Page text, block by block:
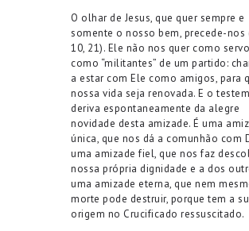
O olhar de Jesus, que quer sempre e
somente o nosso bem, precede-nos
10, 21). Ele não nos quer como
como “militantes” de um partido:
a estar com Ele como amigos, para
nossa vida seja renovada. E o
deriva espontaneamente da alegre
novidade desta amizade. É uma
única, que nos dá a comunhão com
uma amizade fiel, que nos faz
nossa própria dignidade e a dos
uma amizade eterna, que nem
morte pode destruir, porque tem a
origem no Crucificado ressuscitado.